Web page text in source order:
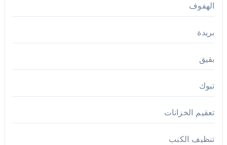
الهفوف
بريدة
بقيق
تبوك
تعقيم الخزانات
تنظيف الكنب